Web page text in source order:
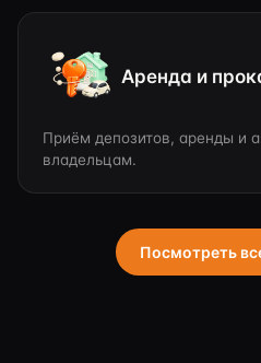
Аренда и
Приём депозитов, аренды и
владельцам.
Посмотреть